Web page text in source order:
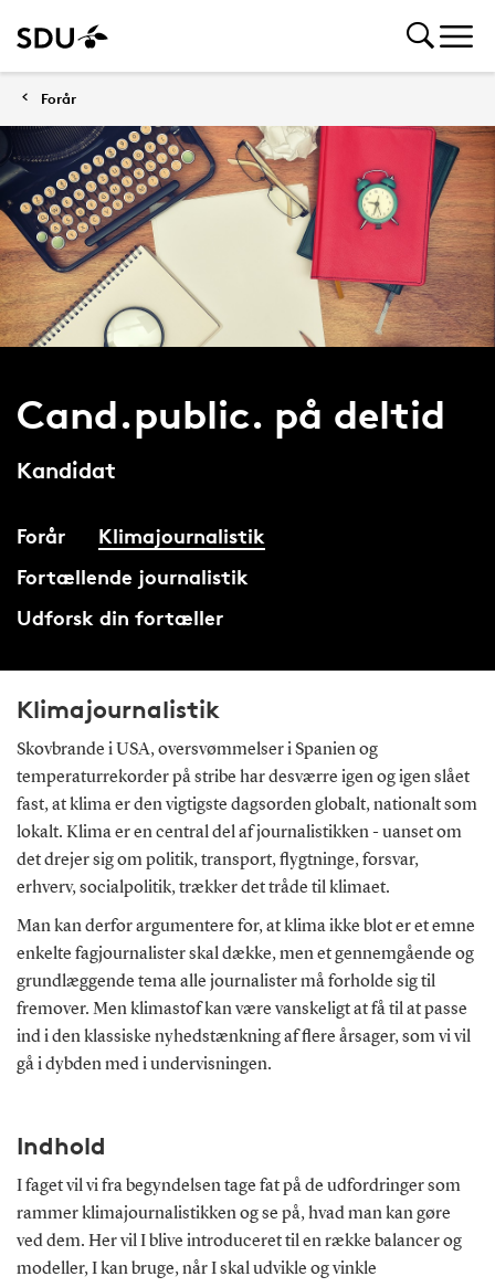
Forår
Cand.public. på deltid
Kandidat
Forår
Klimajournalistik
Fortællende journalistik
Udforsk din fortæller
Klimajournalistik
Skovbrande i USA, oversvømmelser i Spanien og
temperaturrekorder på stribe har desværre igen og igen slået
fast, at klima er den vigtigste dagsorden globalt, nationalt som
lokalt. Klima er en central del af journalistikken - uanset om
det drejer sig om politik, transport, flygtninge, forsvar,
erhverv, socialpolitik, trækker det tråde til klimaet.
Man kan derfor argumentere for, at klima ikke blot er et emne
enkelte fagjournalister skal dække, men et gennemgående og
grundlæggende tema alle journalister må forholde sig til
fremover. Men klimastof kan være vanskeligt at få til at passe
ind i den klassiske nyhedstænkning af flere årsager, som vi vil
gå i dybden med i undervisningen.
Indhold
I faget vil vi fra begyndelsen tage fat på de udfordringer som
rammer klimajournalistikken og se på, hvad man kan gøre
ved dem. Her vil I blive introduceret til en række balancer og
modeller, I kan bruge, når I skal udvikle og vinkle